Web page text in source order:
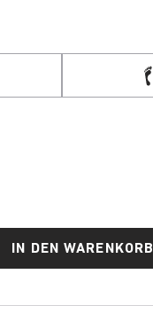
IN DEN WARENKORB